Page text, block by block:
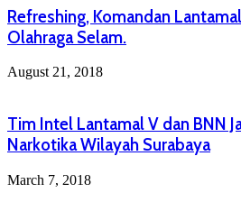
Refreshing, Komandan
Olahraga Selam.
August 21, 2018
Tim Intel Lantamal V dan BNN
Narkotika Wilayah Surabaya
March 7, 2018